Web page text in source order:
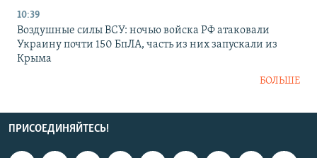
10:39
Воздушные силы ВСУ: ночью войска РФ атаковали
Украину почти 150 БпЛА, часть из них запускали из
Крыма
БОЛЬШЕ
ПРИСОЕДИНЯЙТЕСЬ!